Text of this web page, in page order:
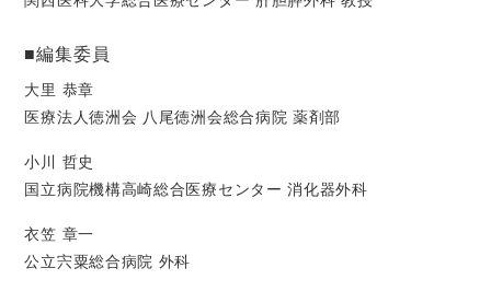
■編集委員
大里 恭章
医療法人徳洲会 八尾徳洲会総合病院 薬剤部
小川 哲史
国立病院機構高崎総合医療センター 消化器外科
衣笠 章一
公立宍粟総合病院 外科